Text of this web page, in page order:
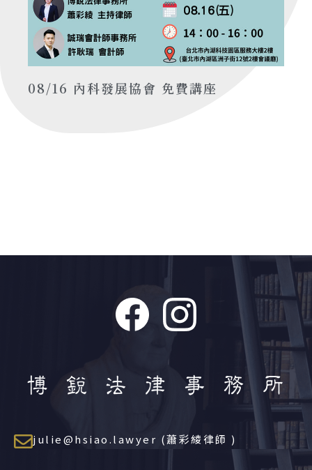
08/16 內科發展協會 免費講座
julie@hsiao.lawyer (蕭彩綾律師 )